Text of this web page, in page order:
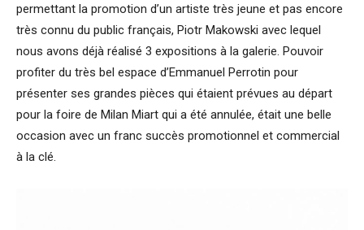
permettant la promotion d’un artiste très jeune et pas encore
très connu du public français, Piotr Makowski avec lequel
nous avons déjà réalisé 3 expositions à la galerie. Pouvoir
profiter du très bel espace d’Emmanuel Perrotin pour
présenter ses grandes pièces qui étaient prévues au départ
pour la foire de Milan Miart qui a été annulée, était une belle
occasion avec un franc succès promotionnel et commercial
à la clé.